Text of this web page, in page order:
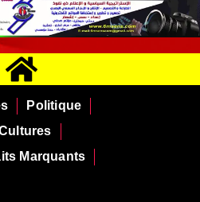
Politique
Marquants